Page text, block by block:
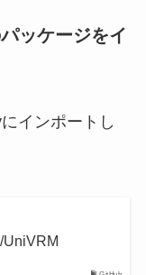
ッケージをイ
インポートし
UniVRM